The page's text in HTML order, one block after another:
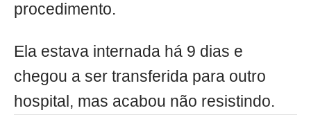
procedimento.
Ela estava internada há 9 dias e
chegou a ser transferida para outro
hospital, mas acabou não resistindo.